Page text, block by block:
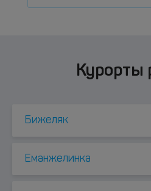
Курорты
Бижеляк
Еманжелинка